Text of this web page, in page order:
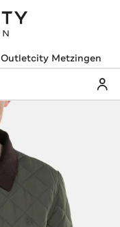
Outletcity Metzingen